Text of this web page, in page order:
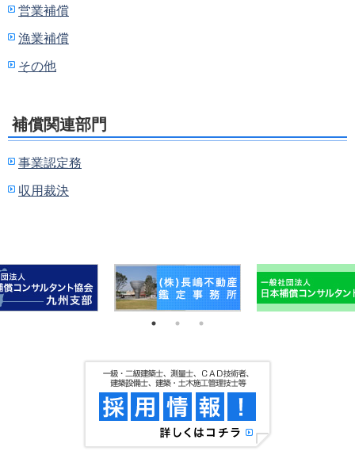
営業補償
漁業補償
その他
補償関連部門
事業認定務
収用裁決